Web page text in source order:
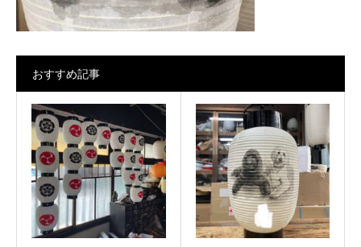
おすすめ記事